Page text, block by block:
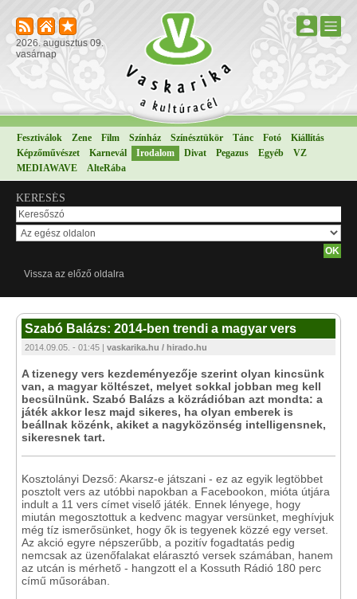
2026. augusztus 09.
vasárnap
Fesztiválok Zene Film Színház Színésztükör Tánc Fotó
Kiállítás
Képzőművészet
Karnevál Irodalom Divat Pegazus Egyéb
VZ
MEDIAWAVE
AlteRába
KERESÉS
Vissza az előző oldalra
Szabó Balázs: 2014-ben trendi a magyar vers
2014.09.05. - 01:45 | vaskarika.hu / hirado.hu
A tizenegy vers kezdeményezője szerint olyan kincsünk
van, a magyar költészet, melyet sokkal jobban meg kell
becsülnünk. Szabó Balázs a közrádióban azt mondta: a
játék akkor lesz majd sikeres, ha olyan emberek is
beállnak közénk, akiket a nagyközönség intelligensnek,
sikeresnek tart.
Kosztolányi Dezső: Akarsz-e játszani - ez az egyik legtöbbet
posztolt vers az utóbbi napokban a Facebookon, mióta útjára
indult a 11 vers címet viselő játék. Ennek lényege, hogy
miután megosztottuk a kedvenc magyar versünket, meghívjuk
még tíz ismerősünket, hogy ők is tegyenek közzé egy verset.
Az akció egyre népszerűbb, a pozitív fogadtatás pedig
nemcsak az üzenőfalakat elárasztó versek számában, hanem
az utcán is mérhető - hangzott el a Kossuth Rádió 180 perc
című műsorában.